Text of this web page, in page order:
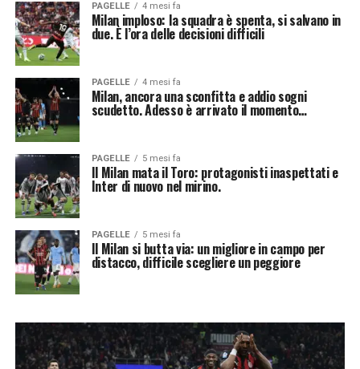
PAGELLE 4 mesi fa
Milan imploso: la squadra è spenta, si salvano in
due. È l’ora delle decisioni difficili
PAGELLE 4 mesi fa
Milan, ancora una sconfitta e addio sogni
scudetto. Adesso è arrivato il momento…
PAGELLE 5 mesi fa
Il Milan mata il Toro: protagonisti inaspettati e
Inter di nuovo nel mirino.
PAGELLE 5 mesi fa
Il Milan si butta via: un migliore in campo per
distacco, difficile scegliere un peggiore